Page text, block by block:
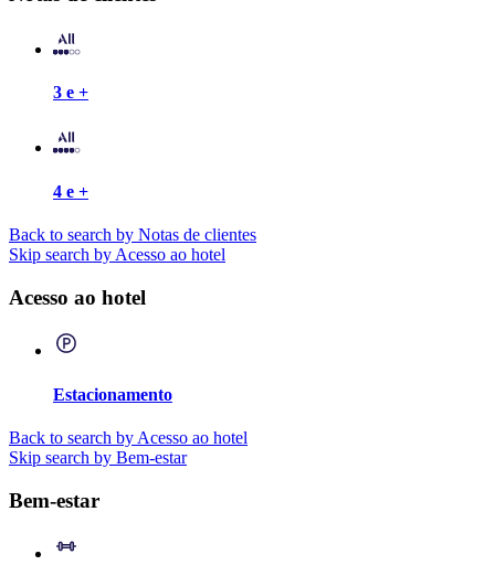
3 e +
4 e +
Back to search by Notas de clientes
Skip search by Acesso ao hotel
Acesso ao hotel
Estacionamento
Back to search by Acesso ao hotel
Skip search by Bem-estar
Bem-estar